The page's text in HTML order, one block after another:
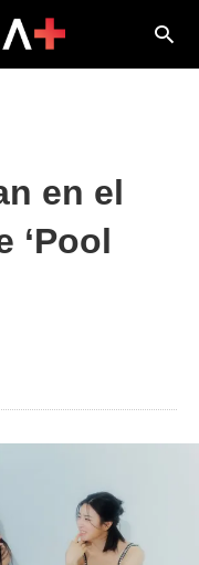
en el
‘Pool